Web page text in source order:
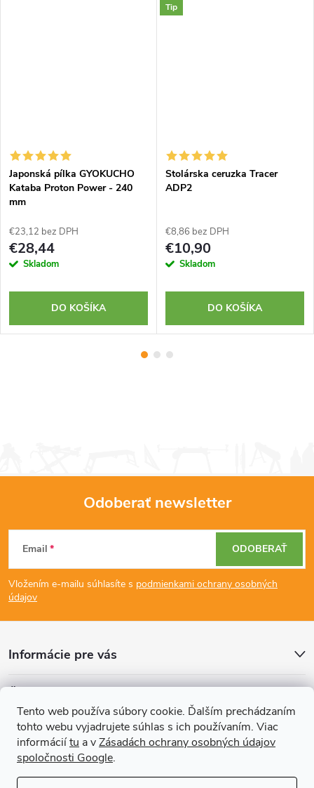
Tento web používa súbory cookie. Ďalším prechádzaním
tohto webu vyjadrujete súhlas s ich používaním. Viac
informáciítu a vZásadách ochrany osobných údajov
spoločnosti Google.
Japonská pílka GYOKUCHO
Kataba Proton Power - 240
mm
€23,12 bez DPH
€28,44
Skladom
DO KOŠÍKA
Tip
Stolárska ceruzka Tracer
ADP2
€8,86 bez DPH
€10,90
Skladom
DO KOŠÍKA
Z
á
p
ä
t
Odoberať newsletter
Email
Vložením e-mailu súhlasíte s podmienkami ochrany osobných
údajov
ODOBERAŤ
Informácie pre vás
Prijímame online platby